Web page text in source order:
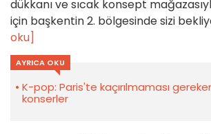
dükkanı ve sıcak konsept
için başkentin 2. bölgesinde sizi
oku]
AYRICA OKU
K-pop: Paris'te kaçırılmaması
konserler